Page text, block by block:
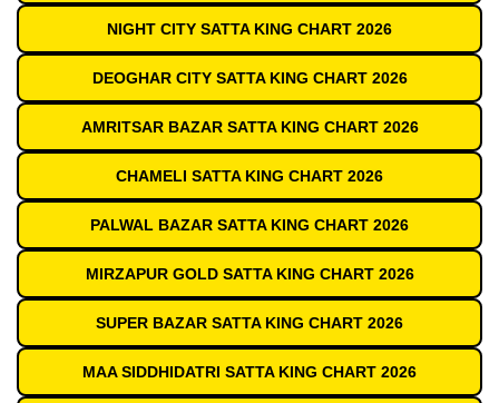
NIGHT CITY SATTA KING CHART 2026
DEOGHAR CITY SATTA KING CHART 2026
AMRITSAR BAZAR SATTA KING CHART 2026
CHAMELI SATTA KING CHART 2026
PALWAL BAZAR SATTA KING CHART 2026
MIRZAPUR GOLD SATTA KING CHART 2026
SUPER BAZAR SATTA KING CHART 2026
MAA SIDDHIDATRI SATTA KING CHART 2026